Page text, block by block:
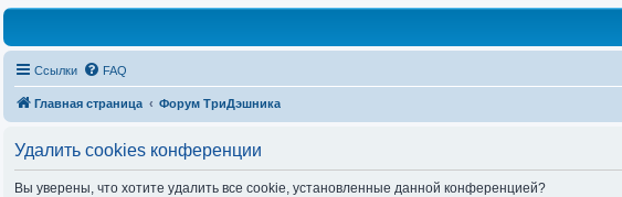
Ссылки FAQ
Главная страница Форум ТриДэшника
Удалить cookies конференции
Вы уверены, что хотите удалить все cookie, установленные данной конференцией?